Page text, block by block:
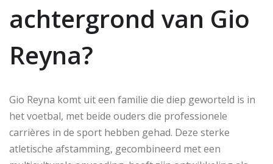
achtergrond van Gio
Reyna?
Gio Reyna komt uit een familie die diep geworteld is in
het voetbal, met beide ouders die professionele
carrières in de sport hebben gehad. Deze sterke
atletische afstamming, gecombineerd met een